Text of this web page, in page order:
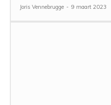
Joris Vennebrugge - 9 maart 2023